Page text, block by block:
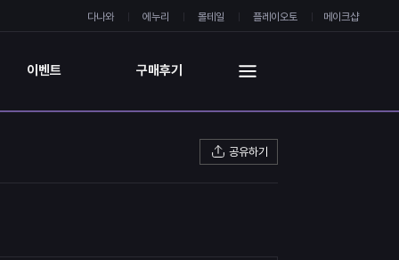
다나와 에누리 몰테일 플레이오토 메이크샵
이벤트 구매후기
공유하기